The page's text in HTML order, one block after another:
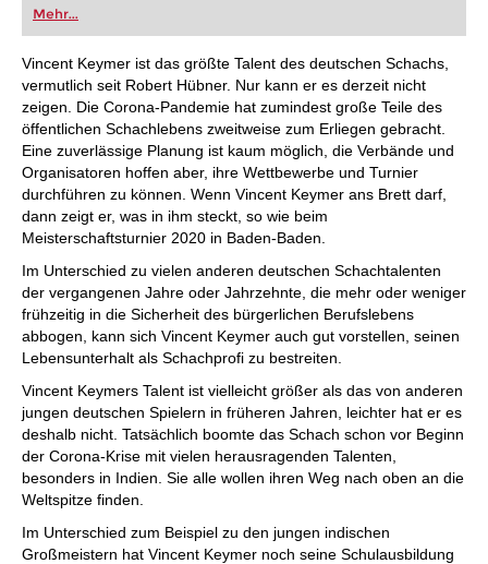
oder bereits auf Turnierniveau spielen: Mit
FRITZ trainieren Sie effizienter, intelligenter und
individueller als je zuvor.
Mehr...
Vincent Keymer ist das größte Talent des deutschen Schachs,
vermutlich seit Robert Hübner. Nur kann er es derzeit nicht
zeigen. Die Corona-Pandemie hat zumindest große Teile des
öffentlichen Schachlebens zweitweise zum Erliegen gebracht.
Eine zuverlässige Planung ist kaum möglich, die Verbände und
Organisatoren hoffen aber, ihre Wettbewerbe und Turnier
durchführen zu können. Wenn Vincent Keymer ans Brett darf,
dann zeigt er, was in ihm steckt, so wie beim
Meisterschaftsturnier 2020 in Baden-Baden.
Im Unterschied zu vielen anderen deutschen Schachtalenten
der vergangenen Jahre oder Jahrzehnte, die mehr oder weniger
frühzeitig in die Sicherheit des bürgerlichen Berufslebens
abbogen, kann sich Vincent Keymer auch gut vorstellen, seinen
Lebensunterhalt als Schachprofi zu bestreiten.
Vincent Keymers Talent ist vielleicht größer als das von anderen
jungen deutschen Spielern in früheren Jahren, leichter hat er es
deshalb nicht. Tatsächlich boomte das Schach schon vor Beginn
der Corona-Krise mit vielen herausragenden Talenten,
besonders in Indien. Sie alle wollen ihren Weg nach oben an die
Weltspitze finden.
Im Unterschied zum Beispiel zu den jungen indischen
Großmeistern hat Vincent Keymer noch seine Schulausbildung